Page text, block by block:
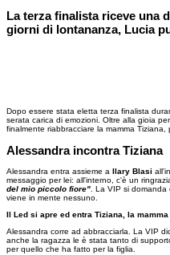
La terza finalista riceve una
giorni di lontananza, Lucia
Dopo essere stata eletta terza finalista
serata carica di emozioni. Oltre alla gioia
finalmente riabbracciare la mamma
Alessandra incontra Tiziana
Alessandra entra assieme a Ilary Blasi
messaggio per lei: all'interno, c'è un
del mio piccolo fiore" . La VIP si
viene in mente nessuno.
Il Led si apre ed entra Tiziana, la
Alessandra corre ad abbracciarla. La VIP
anche la ragazza le è stata tanto di
per quello che ha fatto per la figlia.